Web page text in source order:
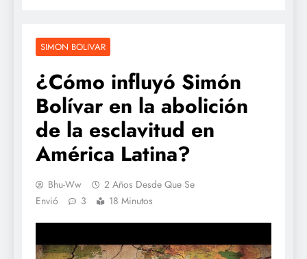
SIMON BOLIVAR
¿Cómo influyó Simón
Bolívar en la abolición
de la esclavitud en
América Latina?
Bhu-Ww
2 Años Desde Que Se
Envió
3 18 Minutos